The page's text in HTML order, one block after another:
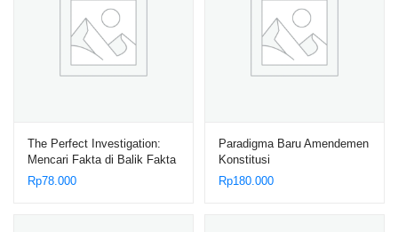
The Perfect Investigation:
Mencari Fakta di Balik Fakta
Rp78.000
Paradigma Baru Amendemen
Konstitusi
Rp180.000